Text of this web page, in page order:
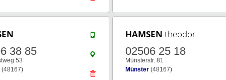
38 85
53
(48167)
HAMSEN theodor
02506 25 18
Münsterstr. 81
Münster (48167)